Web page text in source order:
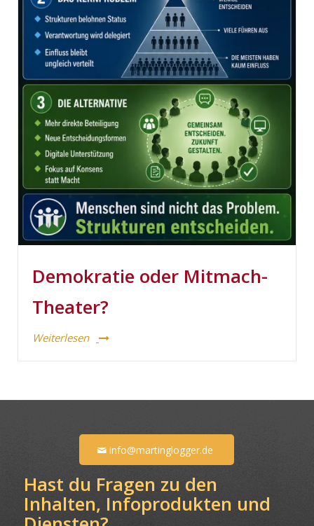
Demokratie oder Mitmach-
Theater?
Weiterlesen
info@martinglogger.de
Hast du Fragen zu den
Inhalten, Infoprodukten und